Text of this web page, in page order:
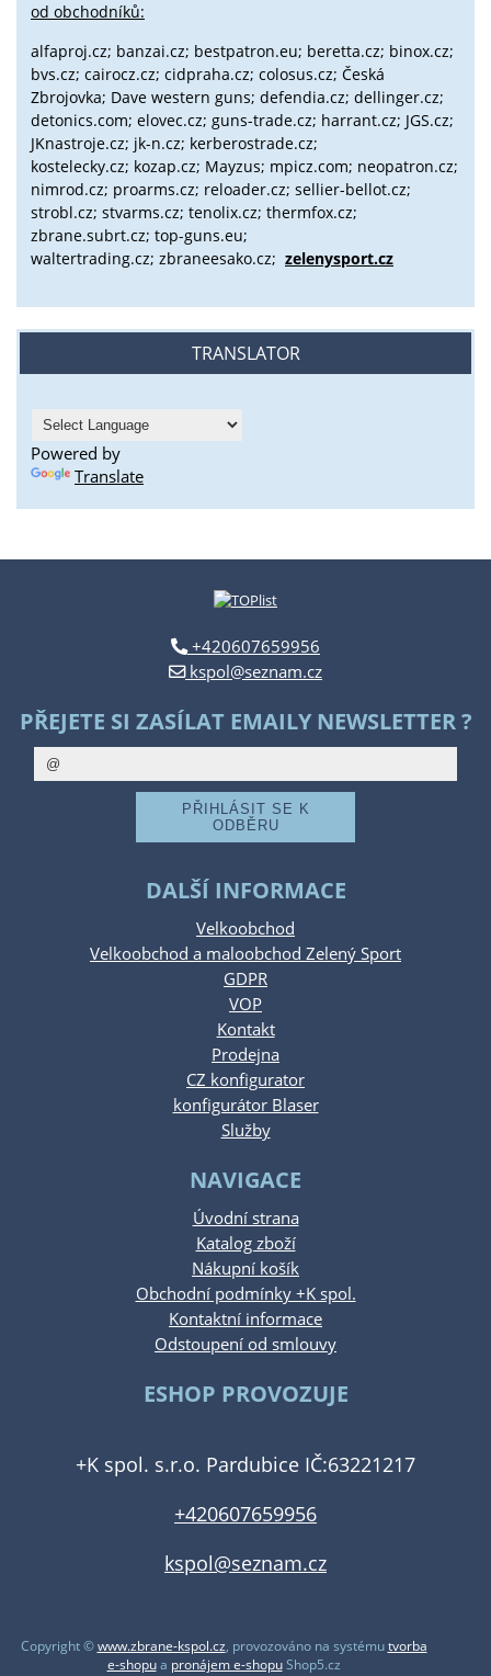
od obchodníků:
alfaproj.cz; banzai.cz; bestpatron.eu; beretta.cz; binox.cz;
bvs.cz; cairocz.cz; cidpraha.cz; colosus.cz; Česká
Zbrojovka; Dave western guns; defendia.cz; dellinger.cz;
detonics.com; elovec.cz; guns-trade.cz; harrant.cz; JGS.cz;
JKnastroje.cz; jk-n.cz; kerberostrade.cz;
kostelecky.cz; kozap.cz; Mayzus; mpicz.com; neopatron.cz;
nimrod.cz; proarms.cz; reloader.cz; sellier-bellot.cz;
strobl.cz; stvarms.cz; tenolix.cz; thermfox.cz;
zbrane.subrt.cz; top-guns.eu;
waltertrading.cz; zbraneesako.cz; zelenysport.cz
TRANSLATOR
Powered by
Translate
+420607659956
kspol@seznam.cz
PŘEJETE SI ZASÍLAT EMAILY NEWSLETTER ?
DALŠÍ INFORMACE
Velkoobchod
Velkoobchod a maloobchod Zelený Sport
GDPR
VOP
Kontakt
Prodejna
CZ konfigurator
konfigurátor Blaser
Služby
NAVIGACE
Úvodní strana
Katalog zboží
Nákupní košík
Obchodní podmínky +K spol.
Kontaktní informace
Odstoupení od smlouvy
ESHOP PROVOZUJE
+K spol. s.r.o. Pardubice IČ:63221217
+420607659956
kspol@seznam.cz
Copyright ©www.zbrane-kspol.cz, provozováno na systémutvorba
e-shopua pronájem e-shopuShop5.cz